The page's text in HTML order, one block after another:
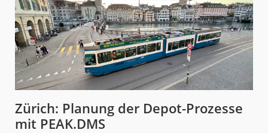
Zürich: Planung der Depot-Prozesse
mit PEAK.DMS